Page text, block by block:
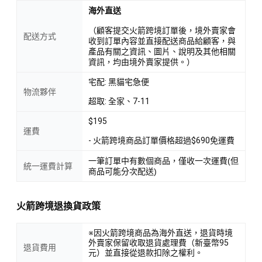
配送方式
海外直送
（顧客提交火箭跨境訂單後，境外賣家會
收到訂單內容並直接配送商品給顧客，與
產品有關之資訊、圖片、說明及其他相關
資訊，均由境外賣家提供。）
物流夥伴
宅配: 黑貓宅急便
超取: 全家、7-11
運費
$195
- 火箭跨境商品訂單價格超過$690免運費
統一運費計算
一筆訂單中有數個商品，僅收一次運費(但
商品可能分次配送)
火箭跨境退換貨政策
退貨費用
※因火箭跨境商品為海外直送，退貨時境
外賣家保留收取退貨處理費（新臺幣95
元）並直接從退款扣除之權利。